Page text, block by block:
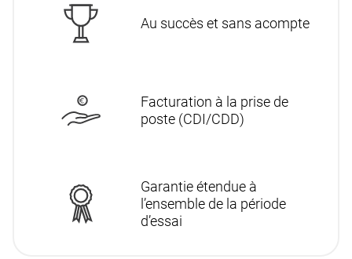
Au succès et sans acompte
Facturation à la prise de
poste (CDI/CDD)
Garantie étendue à
l’ensemble de la période
d’essai